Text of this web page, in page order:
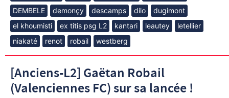
DEMBELE
demonçy descamps dilo
dugimont
el khoumisti
ex titis psg L2 kantari leautey
letellier
niakaté
renot robail westberg
[Anciens-L2] Gaëtan Robail
(Valenciennes FC) sur sa lancée !